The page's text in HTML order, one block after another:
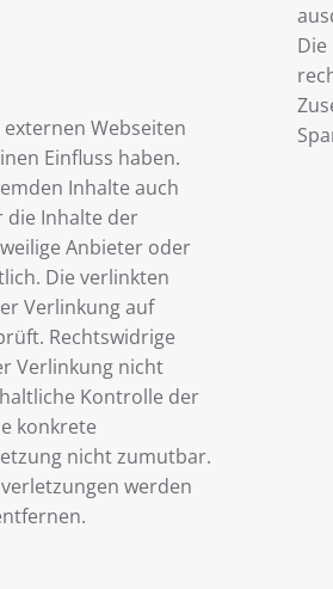
Webseiten
Einfluss haben.
Inhalte auch
die Inhalte der
Anbieter oder
Die verlinkten
Verlinkung auf
Rechtswidrige
Verlinkung nicht
Kontrolle der
konkrete
nicht zumutbar.
werden